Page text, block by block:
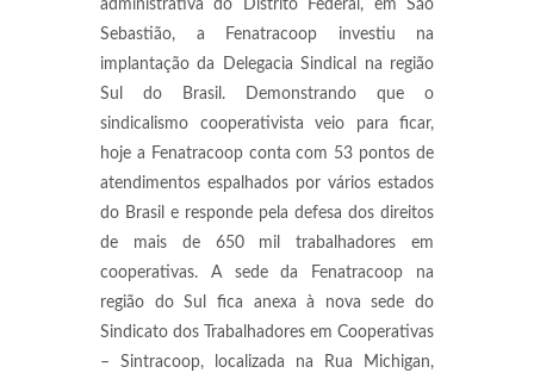
administrativa do Distrito Federal, em São
Sebastião, a Fenatracoop investiu na
implantação da Delegacia Sindical na região
Sul do Brasil. Demonstrando que o
sindicalismo cooperativista veio para ficar,
hoje a Fenatracoop conta com 53 pontos de
atendimentos espalhados por vários estados
do Brasil e responde pela defesa dos direitos
de mais de 650 mil trabalhadores em
cooperativas. A sede da Fenatracoop na
região do Sul fica anexa à nova sede do
Sindicato dos Trabalhadores em Cooperativas
– Sintracoop, localizada na Rua Michigan,